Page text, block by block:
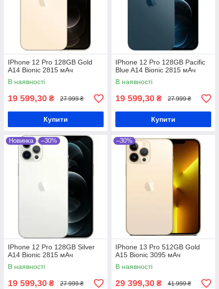
IPhone 12 Pro 128GB Gold
A14 Bionic 2815 мАч
В наявності
19 599,30 ₴ 27 999 ₴
Купити
IPhone 12 Pro 128GB Pacific
Blue A14 Bionic 2815 мАч
В наявності
19 599,30 ₴ 27 999 ₴
Купити
Новинка –30%
IPhone 12 Pro 128GB Silver
A14 Bionic 2815 мАч
В наявності
19 599,30 ₴ 27 999 ₴
–30%
IPhone 13 Pro 512GB Gold
A15 Bionic 3095 мАч
В наявності
29 399,30 ₴ 41 999 ₴